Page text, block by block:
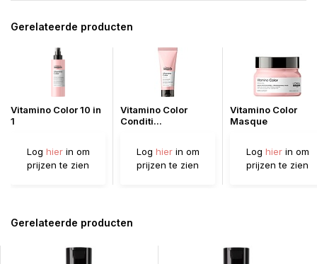
Gerelateerde producten
Vitamino Color 10 in
1
Log hierin om
prijzen te zien
Vitamino Color
Conditi...
Log hierin om
prijzen te zien
Vitamino Color
Masque
Log hierin om
prijzen te zien
Gerelateerde producten